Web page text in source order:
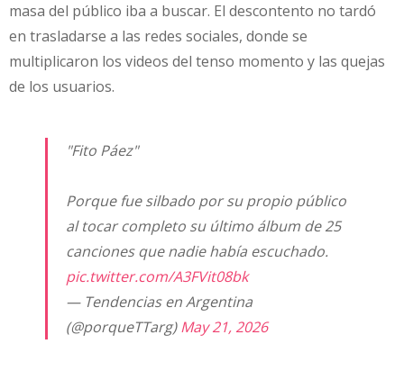
masa del público iba a buscar. El descontento no tardó
en trasladarse a las redes sociales, donde se
multiplicaron los videos del tenso momento y las quejas
de los usuarios.
"Fito Páez"
Porque fue silbado por su propio público
al tocar completo su último álbum de 25
canciones que nadie había escuchado.
pic.twitter.com/A3FVit08bk
— Tendencias en Argentina
(@porqueTTarg)May 21, 2026